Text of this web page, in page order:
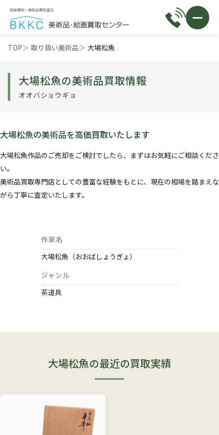
TOP 取り扱い美術品 大場松魚
大場松魚の美術品買取情報
オオバショウギョ
大場松魚の美術品を高価買取いたします
大場松魚作品のご売却をご検討でしたら、まずはお気軽にご相談くださ
い。
美術品買取専門店としての豊富な経験をもとに、現在の相場を踏まえな
がら丁寧に査定いたします。
作家名
大場松魚（おおばしょうぎょ）
ジャンル
茶道具
大場松魚の最近の買取実績